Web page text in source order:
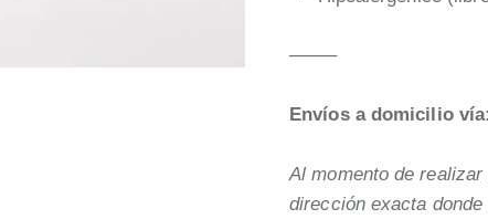
——–
Envíos a domicilio vía:
Al momento de
dirección exacta